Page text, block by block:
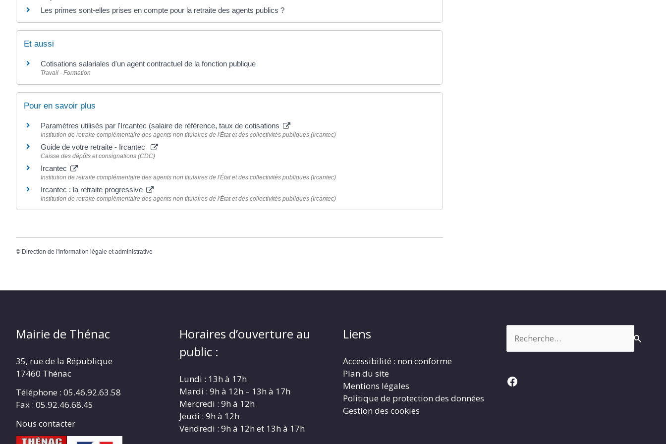
Les primes sont-elles prises en compte pour la retraite des agents publics ?
Et aussi
Cotisations salariales d'un agent contractuel de la fonction publique
Travail - Formation
Pour en savoir plus
Paramètres utilisés par l'Ircantec (salaire de référence, taux de cotisations
Institution de retraite complémentaire des agents non titulaires de l'État et des collectivités publiques (Ircantec)
Guide de votre retraite - Ircantec
Caisse des dépôts et consignations (CDC)
Ircantec
Institution de retraite complémentaire des agents non titulaires de l'État et des collectivités publiques (Ircantec)
Ircantec : la retraite progressive
Institution de retraite complémentaire des agents non titulaires de l'État et des collectivités publiques (Ircantec)
© Direction de l'information légale et administrative
Mairie de Thénac
35, rue de la République
17460 Thénac
Téléphone : 05.46.92.63.58
Fax : 05.92.46.68.45
Nous contacter
Horaires d’ouverture au
public :
Lundi : 13h à 17h
Mardi : 9h à 12h – 13h à 17h
Mercredi : 9h à 12h
Jeudi : 9h à 12h
Vendredi : 9h à 12h et 13h à 17h
Liens
Accessibilité : non conforme
Plan du site
Mentions légales
Politique de protection des données
Gestion des cookies
Facebook